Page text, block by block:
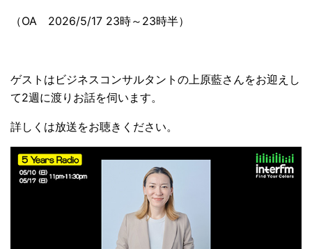
（OA 2026/5/17 23時～23時半）
ゲストはビジネスコンサルタントの上原藍さんをお迎えし
て2週に渡りお話を伺います。
詳しくは放送をお聴きください。